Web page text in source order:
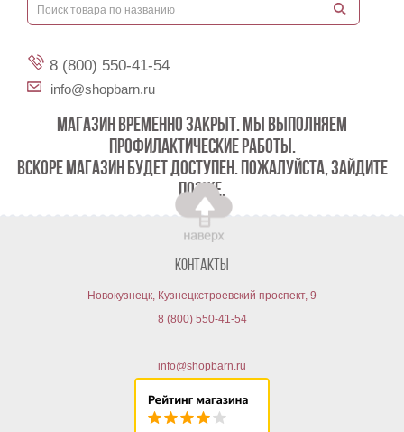
8 (800) 550-41-54
info@shopbarn.ru
МАГАЗИН ВРЕМЕННО ЗАКРЫТ. МЫ ВЫПОЛНЯЕМ
ПРОФИЛАКТИЧЕСКИЕ РАБОТЫ.
ВСКОРЕ МАГАЗИН БУДЕТ ДОСТУПЕН. ПОЖАЛУЙСТА, ЗАЙДИТЕ
ПОЗЖЕ.
Контакты
Новокузнецк, Кузнецкстроевский проспект, 9
8 (800) 550-41-54
info@shopbarn.ru